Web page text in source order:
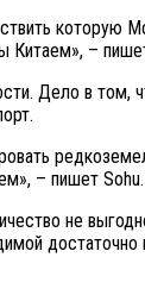
которую
Китаем», –
Дело в
– пишет Sohu.
не